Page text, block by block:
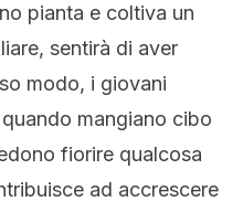
pianta e coltiva un
sentirà di aver
modo, i giovani
mangiano cibo
fiorire qualcosa
ad accrescere